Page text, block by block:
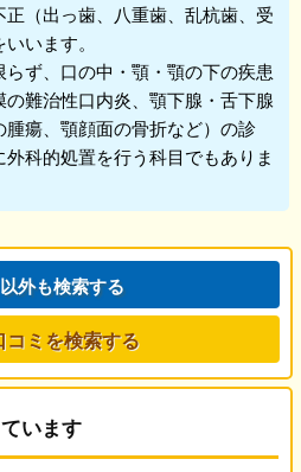
正（出っ歯、八重歯、乱杭歯、受
います。
ず、口の中・顎・顎の下の疾患
の難治性口内炎、顎下腺・舌下腺
瘍、顎顔面の骨折など）の診
科的処置を行う科目でもありま
外も検索する
コミを検索する
います